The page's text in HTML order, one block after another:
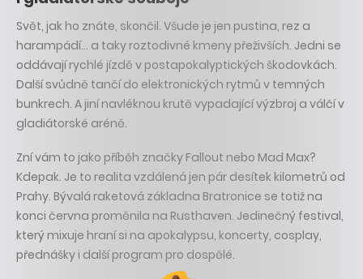
Svět, jak ho znáte, skončil. Všude je jen pustina, rez a
harampádí… a taky roztodivné kmeny přeživších. Jedni se
oddávají rychlé jízdě v postapokalyptických škodovkách.
Další svůdně tančí do elektronických rytmů v temných
bunkrech. A jiní navléknou krutě vypadající výzbroj a válčí v
gladiátorské aréně.
Zní vám to jako příběh značky Fallout nebo Mad Max?
Kdepak. Je to realita vzdálená jen pár desítek kilometrů od
Prahy. Bývalá raketová základna Bratronice se totiž na
konci června proměnila na Rusthaven. Jedinečný festival,
který mixuje hraní si na apokalypsu, koncerty, cosplay,
přednášky i další program pro dospělé.